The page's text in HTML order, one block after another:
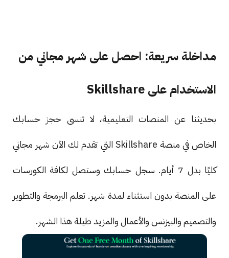
مداخلة سريعة: احصل على شهر مجاني من
الاستخدام على Skillshare
بحديثنا عن المنصات التعليمية، لا تنسى حجز حسابك
الخاص في منصة Skillshare التي تقدم لك الآن شهر مجاني
كليًا بدل 7 أيام. سجل حسابك وستصل لكافة الكورسات
على المنصة بدون استثناء لمدة شهر. تعلم البرمجة والتطوير
والتصميم والبيزنس والأعمال والمزيد طيلة هذا الشهر.